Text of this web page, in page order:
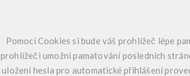
Pomocí Cookies si bude váš prohlížeč lépe
prohlížeči umožní pamatování posledních
uložení hesla pro automatické přihlášení